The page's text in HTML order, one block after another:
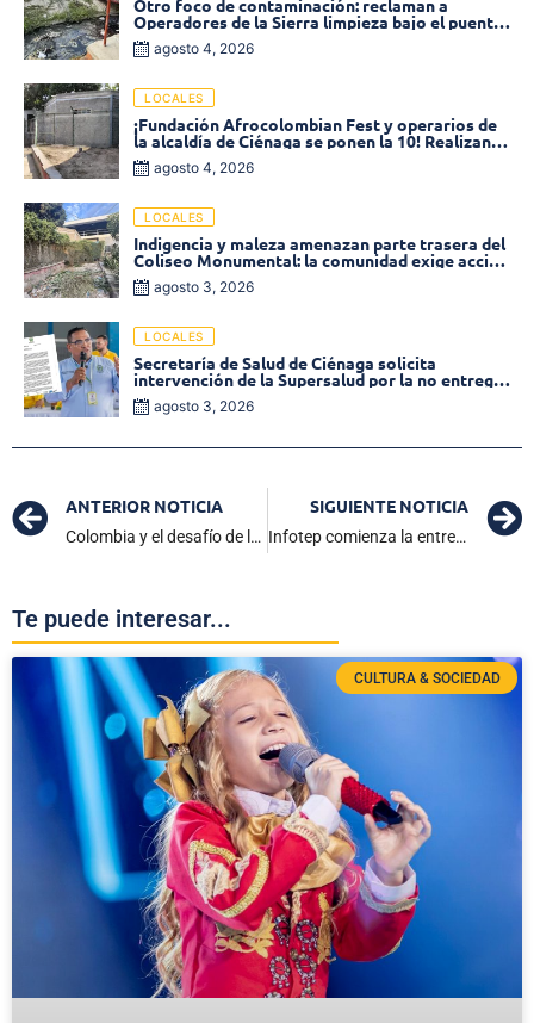
Otro foco de contaminación: reclaman a
Operadores de la Sierra limpieza bajo el puente
de la calle 19 con carrera 11
agosto 4, 2026
LOCALES
¡Fundación Afrocolombian Fest y operarios de
la alcaldía de Ciénaga se ponen la 10! Realizan
limpieza de la parte posterior del Coliseo
Monumental
agosto 4, 2026
LOCALES
Indigencia y maleza amenazan parte trasera del
Coliseo Monumental: la comunidad exige acción
inmediata!
agosto 3, 2026
LOCALES
Secretaría de Salud de Ciénaga solicita
intervención de la Supersalud por la no entrega
de medicamentos en las EPS
agosto 3, 2026
ANTERIOR NOTICIA
Colombia y el desafío de los 4.150 metros: Confirman sede para el partido contra Bolivia
SIGUIENTE NOTICIA
Infotep comienza la entrega de refrigerios a más de 700 estudiantes
Te puede interesar...
CULTURA & SOCIEDAD